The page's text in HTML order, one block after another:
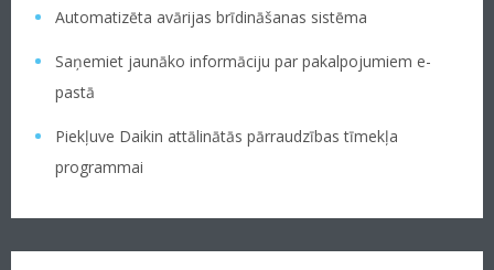
Automatizēta avārijas brīdināšanas sistēma
Saņemiet jaunāko informāciju par pakalpojumiem e-
pastā
Piekļuve Daikin attālinātās pārraudzības tīmekļa
programmai